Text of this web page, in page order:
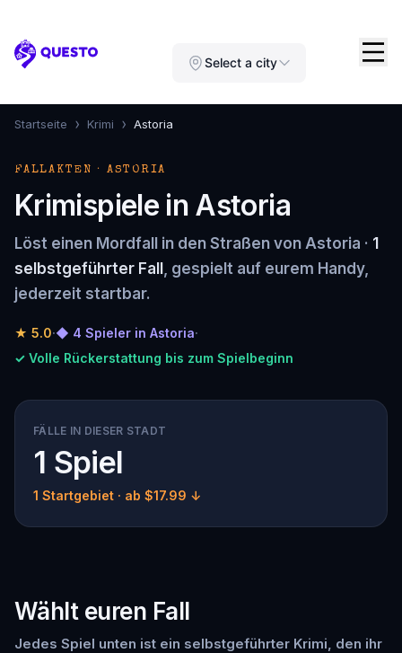
Questo Select a city
Startseite › Krimi › Astoria
FALLAKTEN · ASTORIA
Krimispiele in Astoria
Löst einen Mordfall in den Straßen von Astoria · 1
selbstgeführter Fall , gespielt auf eurem Handy,
jederzeit startbar.
★ 5.0·◆ 4 Spieler in Astoria·
✓ Volle Rückerstattung bis zum Spielbeginn
FÄLLE IN DIESER STADT
1 Spiel
1 Startgebiet · ab $17.99 ↓
Wählt euren Fall
Jedes Spiel unten ist ein selbstgeführter Krimi, den ihr